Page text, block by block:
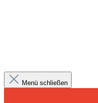
Menü schließen